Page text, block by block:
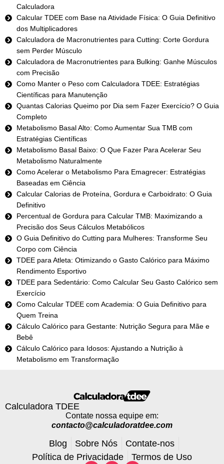
Calculadora
Calcular TDEE com Base na Atividade Física: O Guia Definitivo
dos Multiplicadores
Calculadora de Macronutrientes para Cutting: Corte Gordura
sem Perder Músculo
Calculadora de Macronutrientes para Bulking: Ganhe Músculos
com Precisão
Como Manter o Peso com Calculadora TDEE: Estratégias
Científicas para Manutenção
Quantas Calorias Queimo por Dia sem Fazer Exercício? O Guia
Completo
Metabolismo Basal Alto: Como Aumentar Sua TMB com
Estratégias Científicas
Metabolismo Basal Baixo: O Que Fazer Para Acelerar Seu
Metabolismo Naturalmente
Como Acelerar o Metabolismo Para Emagrecer: Estratégias
Baseadas em Ciência
Calcular Calorias de Proteína, Gordura e Carboidrato: O Guia
Definitivo
Percentual de Gordura para Calcular TMB: Maximizando a
Precisão dos Seus Cálculos Metabólicos
O Guia Definitivo do Cutting para Mulheres: Transforme Seu
Corpo com Ciência
TDEE para Atleta: Otimizando o Gasto Calórico para Máximo
Rendimento Esportivo
TDEE para Sedentário: Como Calcular Seu Gasto Calórico sem
Exercício
Como Calcular TDEE com Academia: O Guia Definitivo para
Quem Treina
Cálculo Calórico para Gestante: Nutrição Segura para Mãe e
Bebê
Cálculo Calórico para Idosos: Ajustando a Nutrição à
Metabolismo em Transformação
Calculadora TDEE
Contate nossa equipe em:
contacto@calculadoratdee.com
Blog Sobre Nós
Contate-nos
Política de Privacidade
Termos de Uso